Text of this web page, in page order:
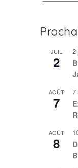
JUIL
2
2
AOÛT
7
7
AOÛT
8